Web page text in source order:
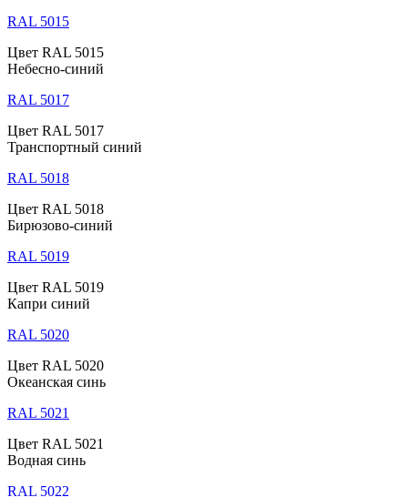
RAL 5015
Цвет RAL 5015
Небесно-синий
RAL 5017
Цвет RAL 5017
Транспортный синий
RAL 5018
Цвет RAL 5018
Бирюзово-синий
RAL 5019
Цвет RAL 5019
Капри синий
RAL 5020
Цвет RAL 5020
Океанская синь
RAL 5021
Цвет RAL 5021
Водная синь
RAL 5022